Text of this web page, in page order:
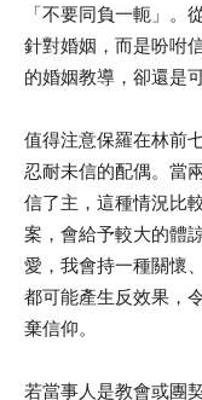
「不要同負一軛」
針對婚姻，而是吩咐
的婚姻教導，卻還是可
值得注意保羅在林前
忍耐未信的配偶。當
信了主，這種情況比
案，會給予較大的體
愛，我會持一種關懷
都可能產生反效果，
棄信仰。
若當事人是教會或團